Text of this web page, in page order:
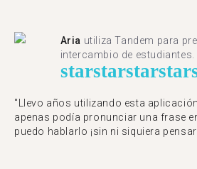
Aria utiliza Tandem para
intercambio de estudiantes.
starstarstarstar
"Llevo años utilizando esta
apenas podía pronunciar una frase
puedo hablarlo ¡sin ni siquiera